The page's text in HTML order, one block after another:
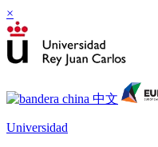
×
Universidad